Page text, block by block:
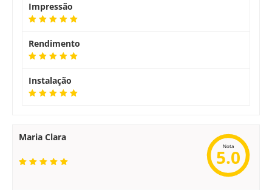
Impressão
Rendimento
Instalação
Maria Clara
Nota
5.0